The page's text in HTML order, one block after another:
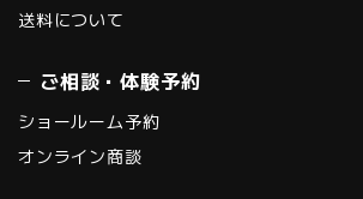
送料について
ご相談・体験予約
ショールーム予約
オンライン商談